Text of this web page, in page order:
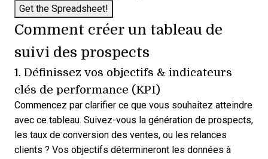
Comment créer un tableau de
suivi des prospects
1. Définissez vos objectifs & indicateurs
clés de performance (KPI)
Commencez par clarifier ce que vous souhaitez atteindre
avec ce tableau. Suivez-vous la génération de prospects,
les taux de conversion des ventes, ou les relances
clients ? Vos objectifs détermineront les données à